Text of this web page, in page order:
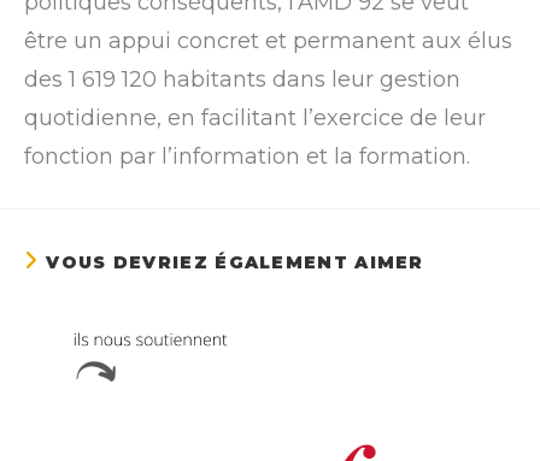
être un appui concret et permanent aux élus
des 1 619 120 habitants dans leur gestion
quotidienne, en facilitant l’exercice de leur
fonction par l’information et la formation.
VOUS DEVRIEZ ÉGALEMENT AIMER